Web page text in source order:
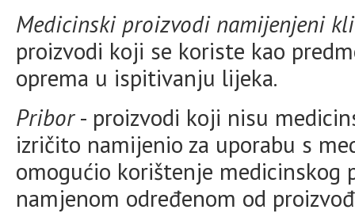
Medicinski proizvodi namijenjeni
proizvodi koji se koriste kao
oprema u ispitivanju lijeka.
Pribor- proizvodi koji nisu
izričito namijenio za uporabu s
omogućio korištenje medicinskog
namjenom određenom od